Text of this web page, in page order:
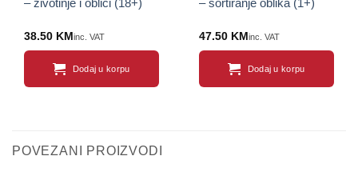
– životinje i oblici (18+)
38.50 KM inc. VAT
Dodaj u korpu
– sortiranje oblika (1+)
47.50 KM inc. VAT
Dodaj u korpu
POVEZANI PROIZVODI